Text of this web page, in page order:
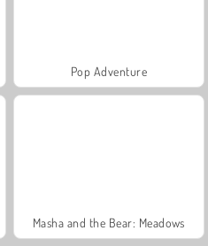
Pop Adventure
Masha and the Bear: Meadows